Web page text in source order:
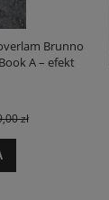
Brunno
A – efekt
zł